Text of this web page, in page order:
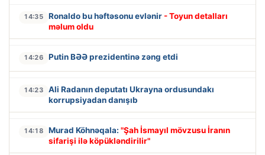
14:35 Ronaldo bu həftəsonu evlənir - Toyun detalları
məlum oldu
14:26 Putin BƏƏ prezidentinə zəng etdi
14:23
Ali Radanın deputatı Ukrayna ordusundakı
korrupsiyadan danışıb
14:18 Murad Köhnəqala: "Şah İsmayıl mövzusu İranın
sifarişi ilə köpükləndirilir"